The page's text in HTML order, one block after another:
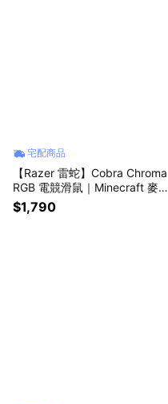
宅配商品
【Razer 雷蛇】Cobra Chroma
RGB 電競滑鼠｜Minecraft 麥塊
限定版
$1,790